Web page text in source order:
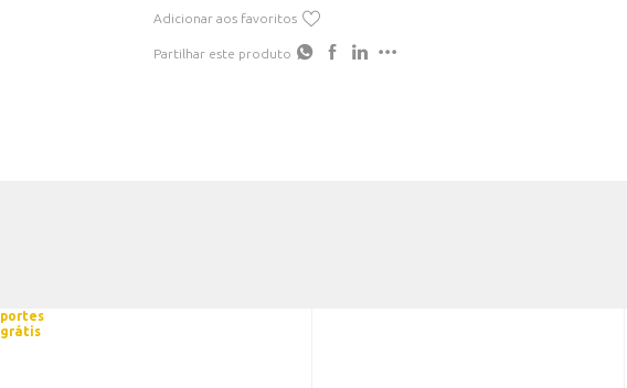
Adicionar aos favoritos
Partilhar este produto
portes
grátis